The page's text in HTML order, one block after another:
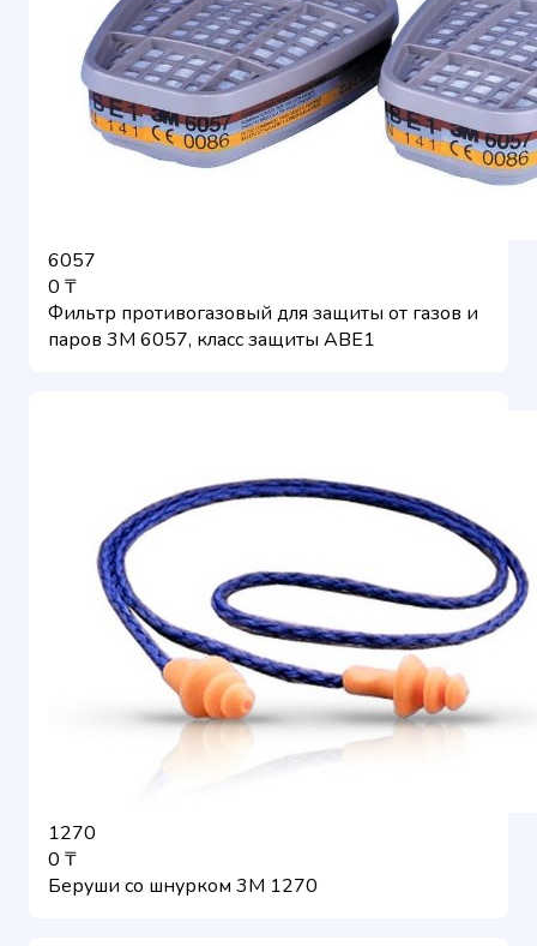
6057
0 ₸
Фильтр противогазовый для защиты от газов и
паров 3M 6057, класс защиты ABE1
1270
0 ₸
Беруши со шнурком 3М 1270